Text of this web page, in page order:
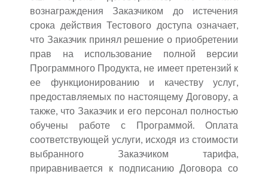
вознаграждения Заказчиком до истечения
срока действия Тестового доступа означает,
что Заказчик принял решение о приобретении
прав на использование полной версии
Программного Продукта, не имеет претензий к
ее функционированию и качеству услуг,
предоставляемых по настоящему Договору, а
также, что Заказчик и его персонал полностью
обучены работе с Программой. Оплата
соответствующей услуги, исходя из стоимости
выбранного Заказчиком тарифа,
приравнивается к подписанию Договора со